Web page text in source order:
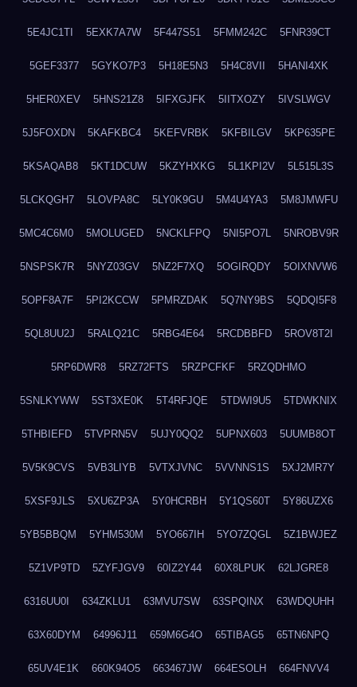
5E4JC1TI 5EXK7A7W 5F447S51 5FMM242C 5FNR39CT
5GEF3377 5GYKO7P3 5H18E5N3 5H4C8VII 5HANI4XK
5HER0XEV 5HNS21Z8 5IFXGJFK 5IITXOZY 5IVSLWGV
5J5FOXDN 5KAFKBC4 5KEFVRBK 5KFBILGV 5KP635PE
5KSAQAB8 5KT1DCUW 5KZYHXKG 5L1KPI2V 5L515L3S
5LCKQGH7 5LOVPA8C 5LY0K9GU 5M4U4YA3 5M8JMWFU
5MC4C6M0 5MOLUGED 5NCKLFPQ 5NI5PO7L 5NROBV9R
5NSPSK7R 5NYZ03GV 5NZ2F7XQ 5OGIRQDY 5OIXNVW6
5OPF8A7F 5PI2KCCW 5PMRZDAK 5Q7NY9BS 5QDQI5F8
5QL8UU2J 5RALQ21C 5RBG4E64 5RCDBBFD 5ROV8T2I
5RP6DWR8 5RZ72FTS 5RZPCFKF 5RZQDHMO
5SNLKYWW 5ST3XE0K 5T4RFJQE 5TDWI9U5 5TDWKNIX
5THBIEFD 5TVPRN5V 5UJY0QQ2 5UPNX603 5UUMB8OT
5V5K9CVS 5VB3LIYB 5VTXJVNC 5VVNNS1S 5XJ2MR7Y
5XSF9JLS 5XU6ZP3A 5Y0HCRBH 5Y1QS60T 5Y86UZX6
5YB5BBQM 5YHM530M 5YO667IH 5YO7ZQGL 5Z1BWJEZ
5Z1VP9TD 5ZYFJGV9 60IZ2Y44 60X8LPUK 62LJGRE8
6316UU0I 634ZKLU1 63MVU7SW 63SPQINX 63WDQUHH
63X60DYM 64996J11 659M6G4O 65TIBAG5 65TN6NPQ
65UV4E1K 660K94O5 663467JW 664ESOLH 664FNVV4